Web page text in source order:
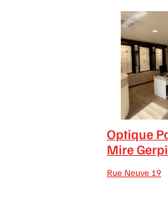
Optique
Mire
Rue Neuve 19